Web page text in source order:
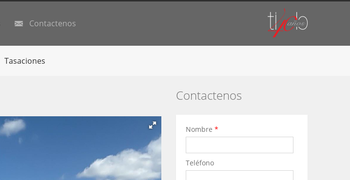
Contactenos
Tasaciones
Contactenos
Nombre *
Teléfono